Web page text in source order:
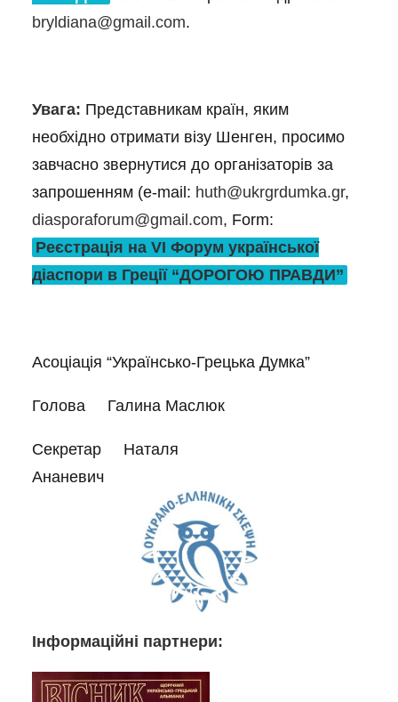
bryldiana@gmail.com.
Увага: Представникам країн, яким
необхідно отримати візу Шенген, просимо
завчасно звернутися до організаторів за
запрошенням (e-mail: huth@ukrgrdumka.gr,
diasporaforum@gmail.com, Form:
Реєстрація на VІ Форум української
діаспори в Греції “ДОРОГОЮ ПРАВДИ”
Асоціація “Українсько-Грецька Думка”
Голова Галина Маслюк
Секретар Наталя
Ананевич
Інформаційні партнери: